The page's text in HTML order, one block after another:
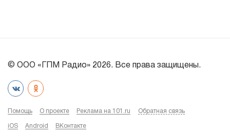
© ООО «ГПМ Радио» 2026. Все права защищены.
Помощь О проекте Реклама на 101.ru Обратная связь
iOS Android ВКонтакте